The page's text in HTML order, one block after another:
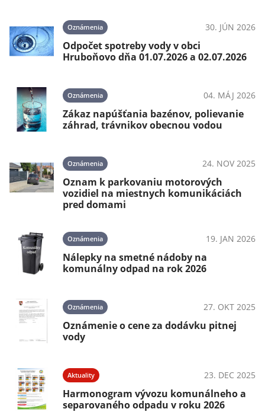
Oznámenia 30. JÚN 2026
Odpočet spotreby vody v obci
Hruboňovo dňa 01.07.2026 a 02.07.2026
Oznámenia 04. MÁJ 2026
Zákaz napúšťania bazénov, polievanie
záhrad, trávnikov obecnou vodou
Oznámenia 24. NOV 2025
Oznam k parkovaniu motorových
vozidiel na miestnych komunikáciách
pred domami
Oznámenia 19. JAN 2026
Nálepky na smetné nádoby na
komunálny odpad na rok 2026
Oznámenia 27. OKT 2025
Oznámenie o cene za dodávku pitnej
vody
Aktuality 23. DEC 2025
Harmonogram vývozu komunálneho a
separovaného odpadu v roku 2026